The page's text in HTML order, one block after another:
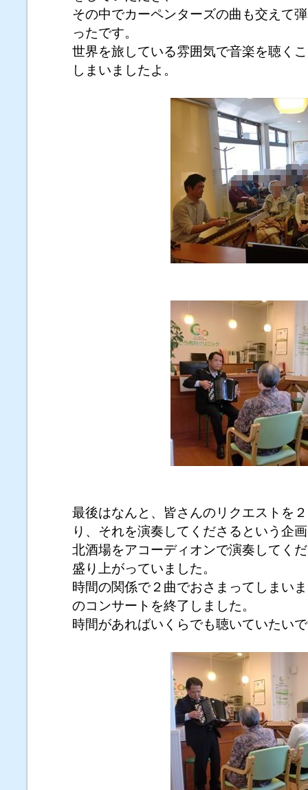
その中でカーペンターズの曲も交えて
ったです。
世界を旅している雰囲気で音楽を聴く
しまいましたよ。
最後はなんと、皆さんのリクエストを
り、それを演奏してくださるという企
北酒場をアコーディオンで演奏してく
盛り上がっていました。
時間の関係で２曲でおさまってしまい
のコンサートを終了しました。
時間があればいくらでも聴いていたい